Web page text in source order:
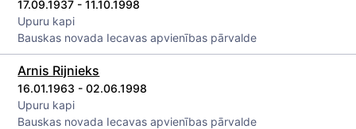
17.09.1937 - 11.10.1998
Upuru kapi
Bauskas novada Iecavas apvienības pārvalde
Arnis Rijnieks
16.01.1963 - 02.06.1998
Upuru kapi
Bauskas novada Iecavas apvienības pārvalde